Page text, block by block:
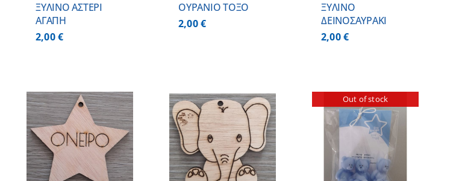
ΞΥΛΙΝΟ ΑΣΤΕΡΙ
ΑΓΑΠΗ
2,00€
ΟΥΡΑΝΙΟ ΤΟΞΟ
2,00€
ΞΥΛΙΝΟ
ΔΕΙΝΟΣΑΥΡΑΚΙ
2,00€
ΠΡΟΣΘΗΚΗ ΣΤΟ
ΚΑΛΑΘΙ
/
ΛΕΠΤΟΜΕΡΕΙΕΣ
Out of stock
ΛΕΠΤΟΜΕΡΕΙΕΣ